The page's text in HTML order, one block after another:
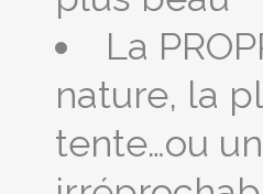
La
nature, la
tente…ou